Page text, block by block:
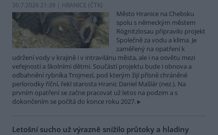
30.7.2026 21:39 | HRANICE (ČTK)
Město Hranice na Chebsku
spolu s německým městem
Rögnitzlosau připravilo projekt
Společně za vodu a klima. Je
zaměřený na opatření k
udržení vody v krajině i v intravilánu města, ale i na osvětu mezi
veřejností a školními dětmi. Součástí projektu bude i obnova a
odbahnění rybníka Trojmezí, pod kterým žijí přísně chráněné
perlorodky říční, řekl starosta Hranic Daniel Mašlár (nez.). Na
prvním opatření se začne pracovat už letos na podzim a s
dokončením se počítá do konce roku 2027.
Letošní sucho už výrazně snížilo průtoky a hladiny